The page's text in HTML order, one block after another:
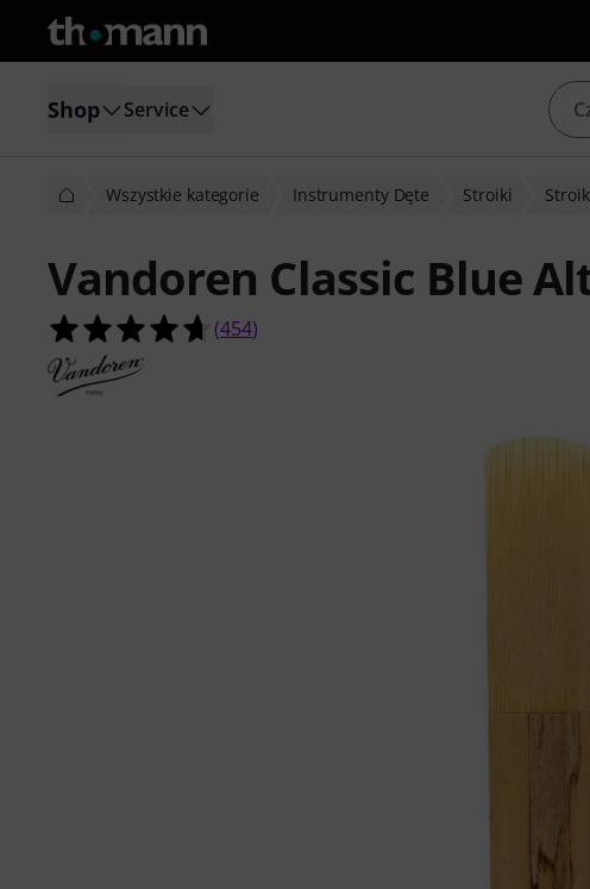
Shop Service
Wszystkie kategorie Instrumenty Dęte Stroiki
Vandoren Classic Blue
4.6 na 5 gwiazdek z 454 ocen klientów
(454)